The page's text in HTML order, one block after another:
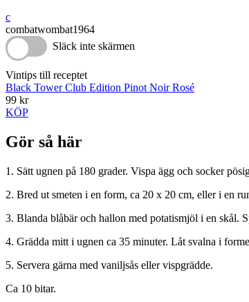
c
combatwombat1964
Släck inte skärmen
Vintips till receptet
Black Tower Club Edition Pinot Noir Rosé
99 kr
KÖP
Gör så här
1. Sätt ugnen på 180 grader. Vispa ägg och socker
2. Bred ut smeten i en form, ca 20 x 20 cm, eller i en
3. Blanda blåbär och hallon med potatismjöl i en skål.
4. Grädda mitt i ugnen ca 35 minuter. Låt svalna i
5. Servera gärna med vaniljsås eller vispgrädde.
Ca 10 bitar.